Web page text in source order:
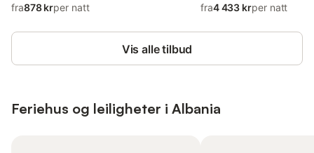
fra878 krper natt
fra4 433 krper natt
Vis alle tilbud
Feriehus og leiligheter i Albania